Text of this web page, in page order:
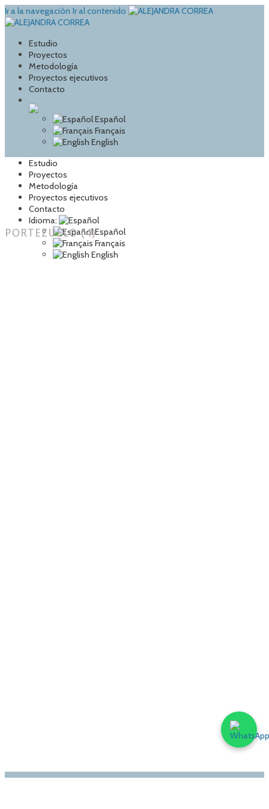
Ir a la navegación Ir al contenido
Estudio
Proyectos
Metodología
Proyectos ejecutivos
Contacto
Español
Français
English
Estudio
Proyectos
Metodología
Proyectos ejecutivos
Contacto
Idioma:
Español
Français
English
PORTEZUELO (4)